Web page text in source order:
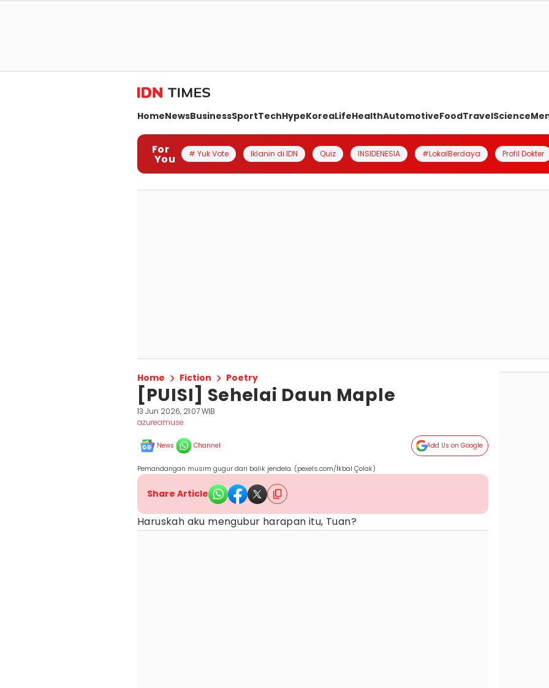
HomeNewsBusinessSportTechHypeKoreaLifeHealthAutomotiveFoodTravelScience
For
You # Yuk Vote Iklanin di IDN Quiz INSIDENESIA #LokalBerdaya Profil Dokter
Home Fiction Poetry
[PUISI] Sehelai Daun Maple
13 Jun 2026, 21:07 WIB
azureamuse
News Channel Add Us on Google
Pemandangan musim gugur dari balik jendela. (pexels.com/İkbal Çolak)
Share Article
Haruskah aku mengubur harapan itu, Tuan?